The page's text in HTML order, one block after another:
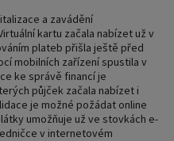
a zavádění
kartu začala nabízet už v
plateb přišla ještě před
mobilních zařízení spustila v
ke správě financí je
půjček začala nabízet i
je možné požádat online
umožňuje už ve stovkách e-
v internetovém